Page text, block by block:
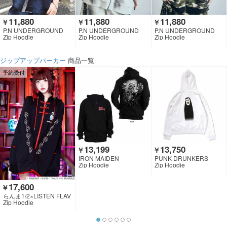
￥11,880
P.N UNDERGROUND
Zip Hoodie
￥11,880
P.N UNDERGROUND
Zip Hoodie
￥11,880
P.N UNDERGROUND
Zip Hoodie
ジップアップパーカー 商品一覧
予約受付
￥17,600
らんま1/2×LISTEN FLAV
OR
Zip Hoodie
￥13,199
IRON MAIDEN
Zip Hoodie
￥13,750
PUNK DRUNKERS
Zip Hoodie